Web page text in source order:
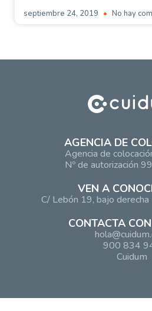
septiembre 24, 2019 No hay
AGENCIA DE
Agencia de
Nº de autorización
VEN A
C/ Lebón 19, bajo
CONTACTA
900 834
Cuidum